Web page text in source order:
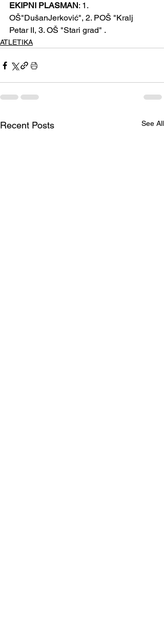
EKIPNI PLASMAN: 1.
OŠ"DušanJerković", 2. POŠ "Kralj
Petar II, 3. OŠ "Stari grad" .
ATLETIKA
Recent Posts See All